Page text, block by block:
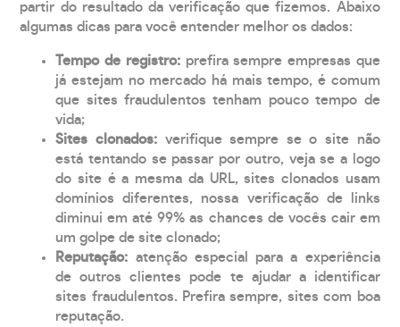
partir do resultado da verificação que fizemos. Abaixo
algumas dicas para você entender melhor os dados:
Tempo de registro: prefira sempre empresas que
já estejam no mercado há mais tempo, é comum
que sites fraudulentos tenham pouco tempo de
vida;
Sites clonados: verifique sempre se o site não
está tentando se passar por outro, veja se a logo
do site é a mesma da URL, sites clonados usam
domínios diferentes, nossa verificação de links
diminui em até 99% as chances de vocês cair em
um golpe de site clonado;
Reputação: atenção especial para a experiência
de outros clientes pode te ajudar a identificar
sites fraudulentos. Prefira sempre, sites com boa
reputação.